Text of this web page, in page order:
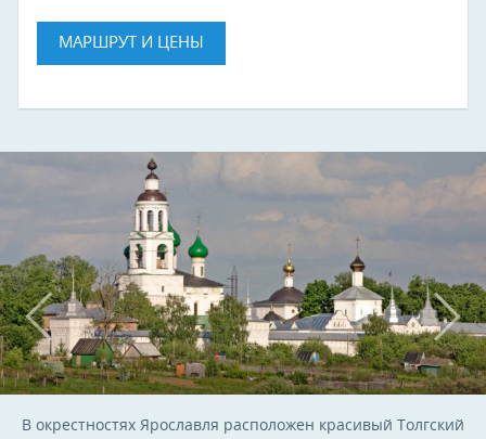
МАРШРУТ И ЦЕНЫ
В окрестностях Ярославля расположен красивый Толгский